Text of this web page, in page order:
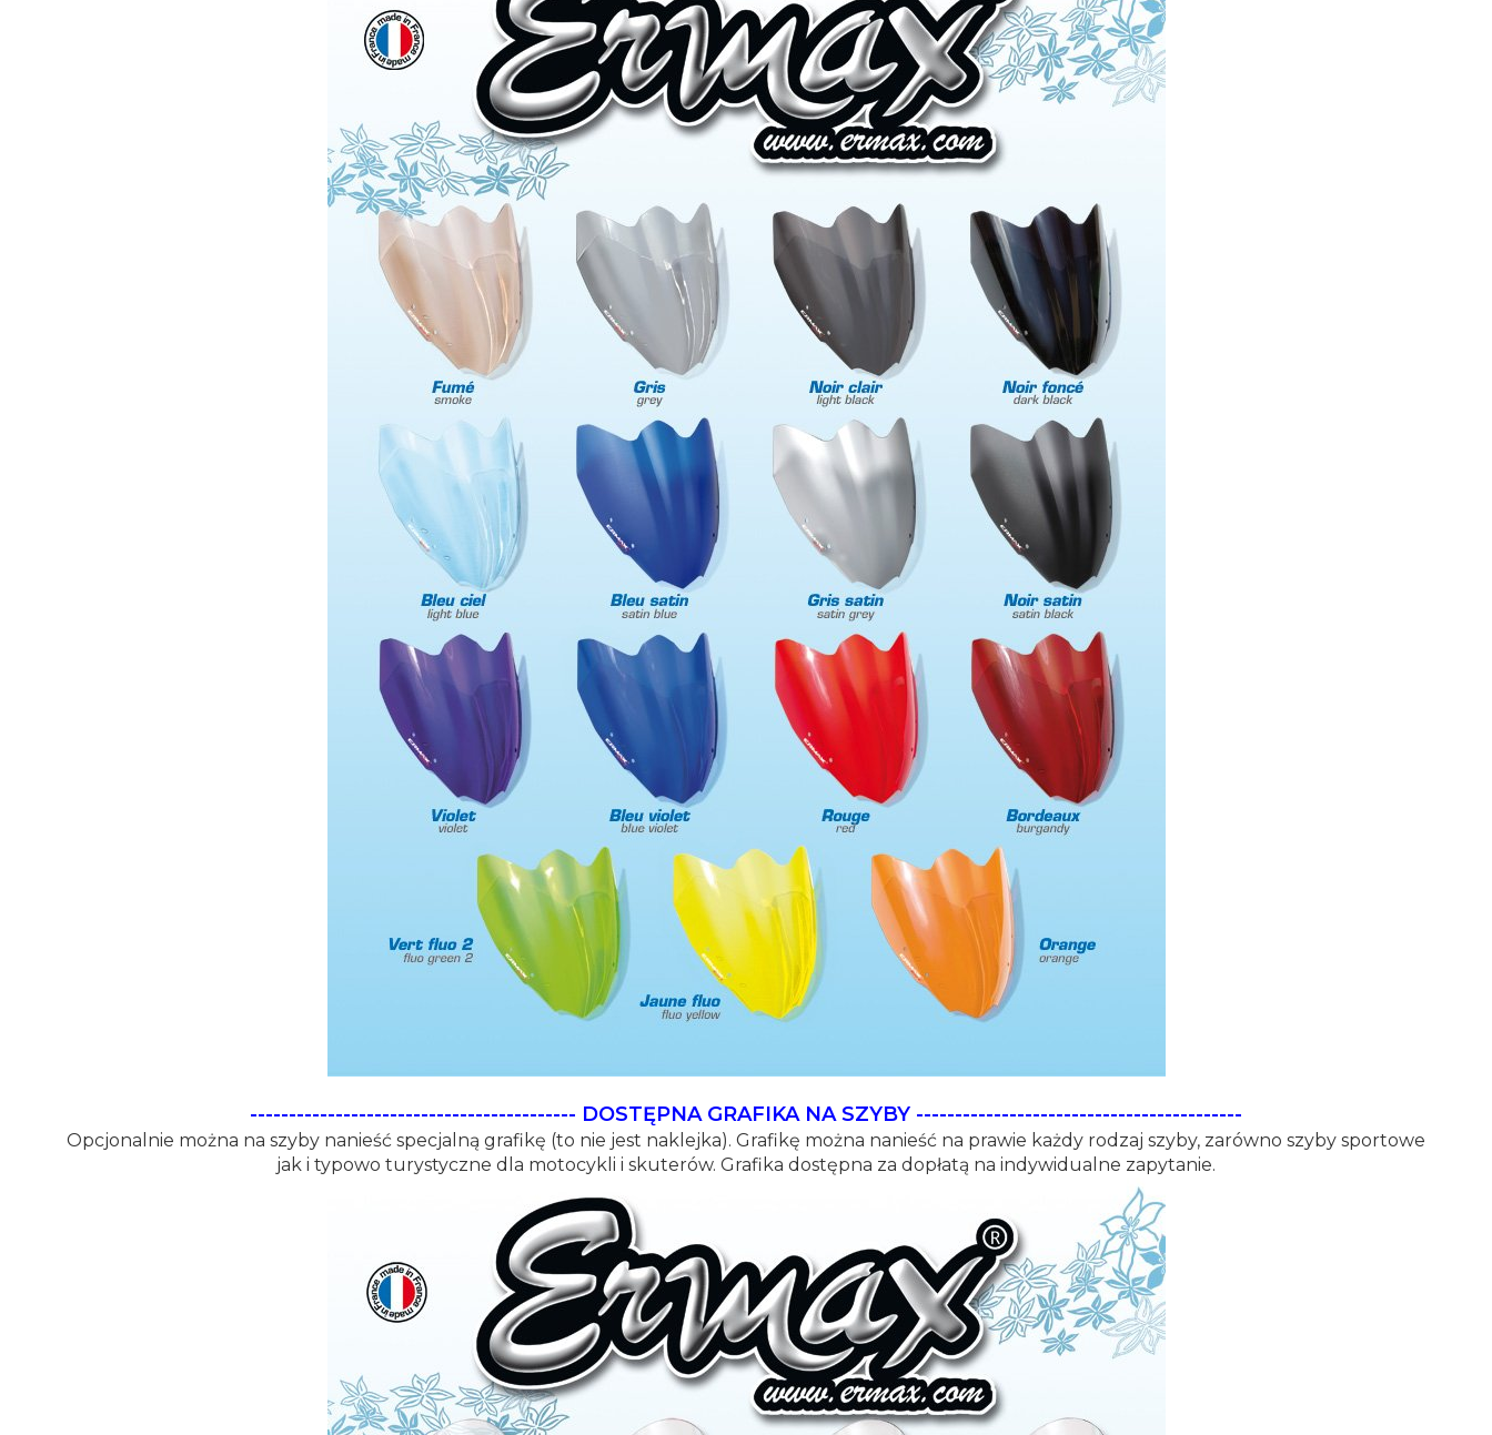
------------------------------------------ DOSTĘPNA GRAFIKA NA SZYBY ------------------------------------------
Opcjonalnie można na szyby nanieść specjalną grafikę (to nie jest naklejka). Grafikę można nanieść na prawie każdy rodzaj szyby, zarówno szyby sportowe
jak i typowo turystyczne dla motocykli i skuterów. Grafika dostępna za dopłatą na indywidualne zapytanie.